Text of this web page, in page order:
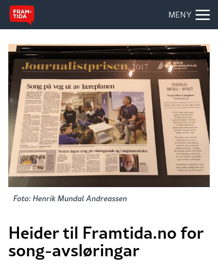
MENY
Foto: Henrik Mundal Andreassen
Heider til Framtida.no for
song-avsløringar